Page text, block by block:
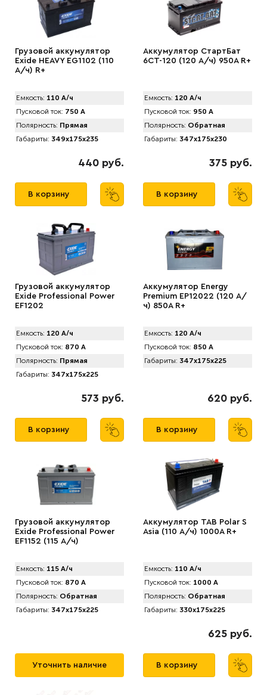
Грузовой аккумулятор
Exide HEAVY EG1102 (110
А/ч) R+
Емкость: 110 А/ч
Пусковой ток: 750 А
Полярность: Прямая
Габариты: 349x175x235
440 руб.
В корзину
Аккумулятор СтартБат
6СТ-120 (120 А/ч) 950A R+
Емкость: 120 А/ч
Пусковой ток: 950 А
Полярность: Обратная
Габариты: 347x175x230
375 руб.
В корзину
Грузовой аккумулятор
Exide Professional Power
EF1202
Емкость: 120 А/ч
Пусковой ток: 870 А
Полярность: Прямая
Габариты: 347x175x225
573 руб.
В корзину
Аккумулятор Energy
Premium EP12022 (120 А/
ч) 850A R+
Емкость: 120 А/ч
Пусковой ток: 850 А
Габариты: 347x175x225
620 руб.
В корзину
Грузовой аккумулятор
Exide Professional Power
EF1152 (115 А/ч)
Емкость: 115 А/ч
Пусковой ток: 870 А
Полярность: Обратная
Габариты: 347x175x225
Уточнить наличие
Аккумулятор TAB Polar S
Asia (110 А/ч) 1000A R+
Емкость: 110 А/ч
Пусковой ток: 1000 А
Полярность: Обратная
Габариты: 330x175x225
625 руб.
В корзину